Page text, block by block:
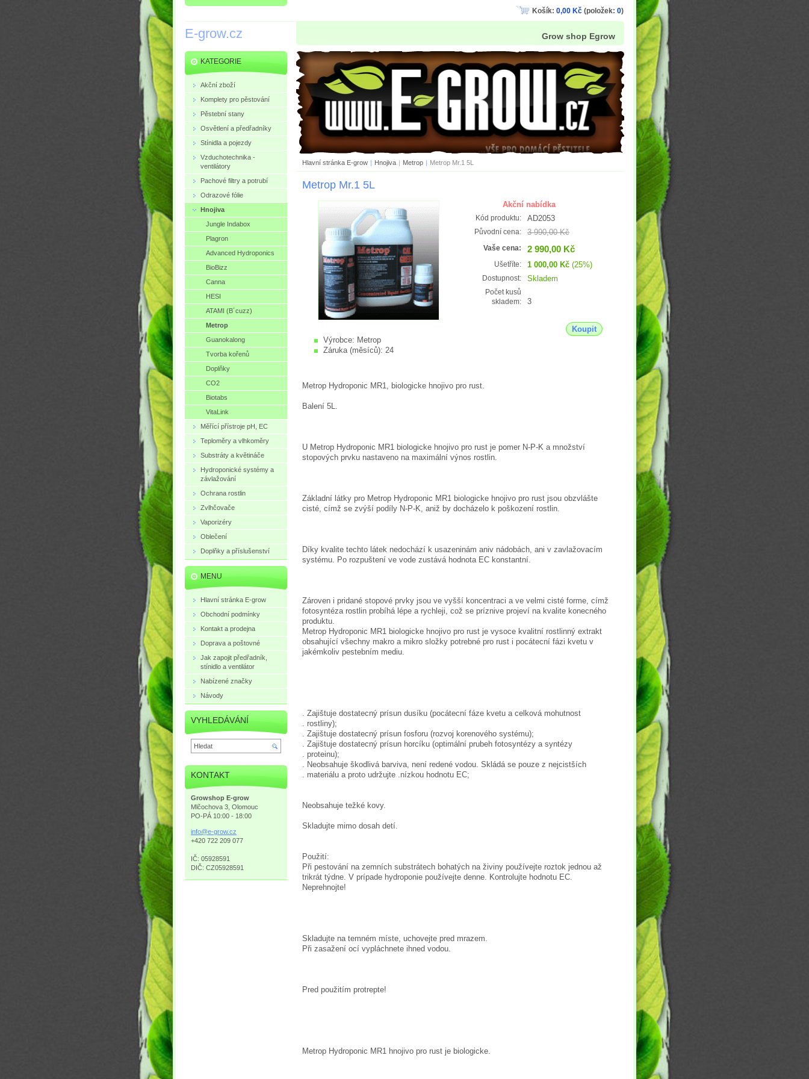
E-grow.cz Grow shop Egrow
Hlavní stránka E-grow | Hnojiva | Metrop | Metrop Mr.1 5L
Metrop Mr.1 5L
Výrobce: Metrop
Záruka (měsíců): 24
Akční nabídka
Kód produktu: AD2053
Původní cena: 3 990,00 Kč
Vaše cena: 2 990,00 Kč
Ušetříte: 1 000,00 Kč (25%)
Dostupnost: Skladem
Počet kusů
skladem:
3
Koupit
Metrop Hydroponic MR1, biologicke hnojivo pro rust.
Balení 5L.
U Metrop Hydroponic MR1 biologicke hnojivo pro rust je pomer N-P-K a množství
stopových prvku nastaveno na maximální výnos rostlin.
Základní látky pro Metrop Hydroponic MR1 biologicke hnojivo pro rust jsou obzvlášte
cisté, címž se zvýší podíly N-P-K, aniž by docházelo k poškození rostlin.
Díky kvalite techto látek nedochází k usazeninám aniv nádobách, ani v zavlažovacím
systému. Po rozpuštení ve vode zustává hodnota EC konstantní.
Zároven i pridané stopové prvky jsou ve vyšší koncentraci a ve velmi cisté forme, címž
fotosyntéza rostlin probíhá lépe a rychleji, což se príznive projeví na kvalite konecného
produktu.
Metrop Hydroponic MR1 biologicke hnojivo pro rust je vysoce kvalitní rostlinný extrakt
obsahující všechny makro a mikro složky potrebné pro rust i pocátecní fázi kvetu v
jakémkoliv pestebním mediu.
. Zajištuje dostatecný prísun dusíku (pocátecní fáze kvetu a celková mohutnost
. rostliny);
. Zajištuje dostatecný prísun fosforu (rozvoj korenového systému);
. Zajištuje dostatecný prísun horcíku (optimální prubeh fotosyntézy a syntézy
. proteinu);
. Neobsahuje škodlivá barviva, není redené vodou. Skládá se pouze z nejcistších
. materiálu a proto udržujte .nízkou hodnotu EC;
Neobsahuje težké kovy.
Skladujte mimo dosah detí.
Použití:
Při pestování na zemních substrátech bohatých na živiny používejte roztok jednou až
trikrát týdne. V prípade hydroponie používejte denne. Kontrolujte hodnotu EC.
Neprehnojte!
Skladujte na temném míste, uchovejte pred mrazem.
Při zasažení ocí vypláchnete ihned vodou.
Pred použitím protrepte!
Metrop Hydroponic MR1 hnojivo pro rust je biologicke.
KATEGORIE
Akční zboží
Komplety pro pěstování
Pěstební stany
Osvětlení a předřadníky
Stínidla a pojezdy
Vzduchotechnika -
ventilátory
Pachové filtry a potrubí
Odrazové fólie
Hnojiva
Jungle Indabox
Plagron
Advanced Hydroponics
BioBizz
Canna
HESI
ATAMI (B´cuzz)
Metrop
Guanokalong
Tvorba kořenů
Doplňky
CO2
Biotabs
VitaLink
Měřící přístroje pH, EC
Teploměry a vlhkoměry
Substráty a květináče
Hydroponické systémy a
závlažování
Ochrana rostlin
Zvlhčovače
Vaporizéry
Oblečení
Doplňky a příslušenství
MENU
Hlavní stránka E-grow
Obchodní podmínky
Kontakt a prodejna
Doprava a poštovné
Jak zapojit předřadník,
stínidlo a ventilátor
Nabízené značky
Návody
VYHLEDÁVÁNÍ
KONTAKT
Growshop E-grow
Mlčochova 3, Olomouc
PO-PÁ 10:00 - 18:00
info@e-grow.cz
+420 722 209 077
IČ: 05928591
DIČ: CZ05928591
Košík: 0,00 Kč (položek: 0)